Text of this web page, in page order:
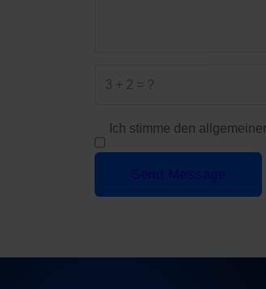
Ich stimme den
Send Message